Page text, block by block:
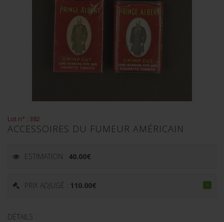
Lot n° : 382
ACCESSOIRES DU FUMEUR AMÉRICAIN
ESTIMATION : 40.00€
PRIX ADJUGÉ : 110.00€
DÉTAILS :